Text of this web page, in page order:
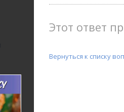
Этот ответ
Вернуться к списку